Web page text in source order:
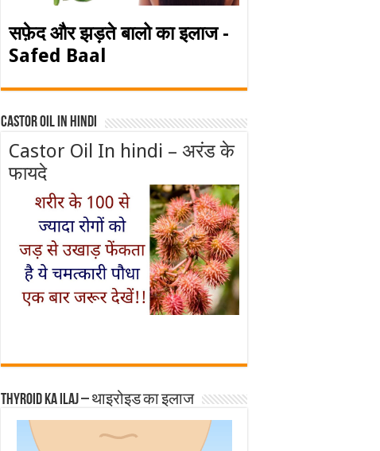
सफ़ेद और झड़ते बालो का इलाज -
Safed Baal
Castor Oil In Hindi
Castor Oil In hindi – अरंड के
फायदे
Thyroid ka ilaj – थाइरोइड का इलाज